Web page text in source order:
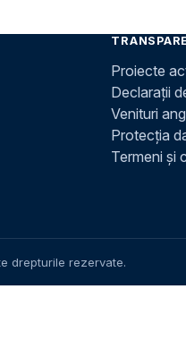
Proiecte
Declarații
Venituri
Protecția
Termeni și
drepturile rezervate.